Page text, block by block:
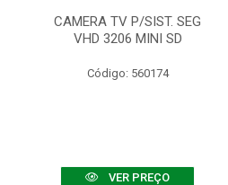
CAMERA TV P/SIST. SEG
VHD 3206 MINI SD
Código: 560174
VER PREÇO